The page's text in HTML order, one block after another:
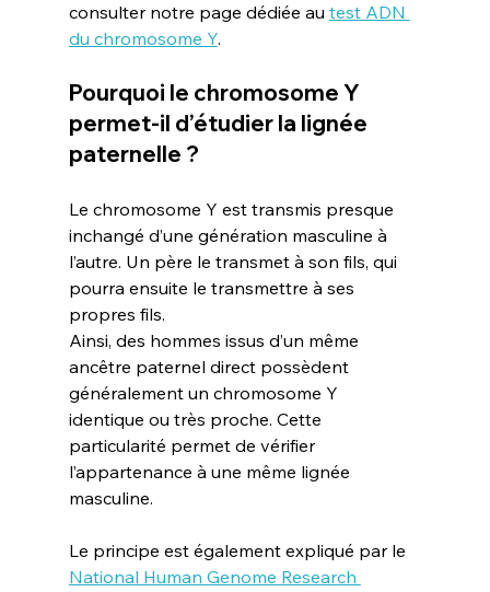
consulter notre page dédiée au test ADN
du chromosome Y.
Pourquoi le chromosome Y
permet-il d’étudier la lignée
paternelle ?
Le chromosome Y est transmis presque
inchangé d’une génération masculine à
l’autre. Un père le transmet à son fils, qui
pourra ensuite le transmettre à ses
propres fils.
Ainsi, des hommes issus d’un même
ancêtre paternel direct possèdent
généralement un chromosome Y
identique ou très proche. Cette
particularité permet de vérifier
l’appartenance à une même lignée
masculine.
Le principe est également expliqué par le
National Human Genome Research